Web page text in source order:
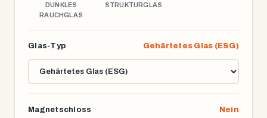
DUNKLES
RAUCHGLAS
STRUKTURGLAS
Glas-Typ Gehärtetes Glas (ESG)
Magnetschloss Nein